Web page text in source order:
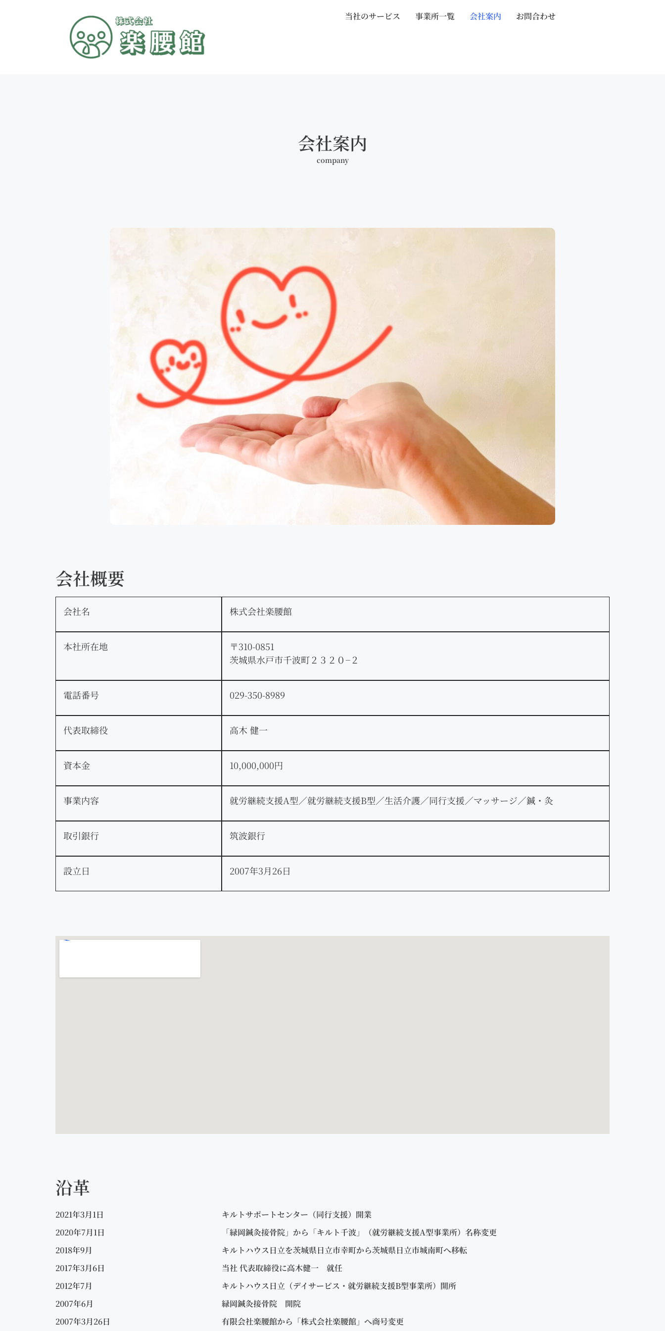
当社のサービス 事業所一覧 会社案内 お問合わせ
会社案内
company
会社概要
会社名 株式会社楽腰館
本社所在地
〒310-0851
茨城県水戸市千波町２３２０−２
電話番号 029-350-8989
代表取締役 高木 健一
資本金 10,000,000円
事業内容 就労継続支援A型／就労継続支援B型／生活介護／同行支援／マッサージ／鍼・灸
取引銀行 筑波銀行
設立日 2007年3月26日
沿革
2021年3月1日
キルトサポートセンター（同行支援）開業
2020年7月1日
「緑岡鍼灸接骨院」から「キルト千波」（就労継続支援A型事業所）名称変更
2018年9月
キルトハウス日立を茨城県日立市幸町から茨城県日立市城南町へ移転
2017年3月6日
当社 代表取締役に高木健一 就任
2012年7月
キルトハウス日立（デイサービス・就労継続支援B型事業所）開所
2007年6月
緑岡鍼灸接骨院 開院
2007年3月26日
有限会社楽腰館から「株式会社楽腰館」へ商号変更